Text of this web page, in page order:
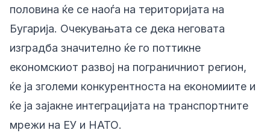
половина ќе се наоѓа на територијата на
Бугарија. Очекувањата се дека неговата
изградба значително ќе го поттикне
економскиот развој на пограничниот регион,
ќе ја зголеми конкурентноста на економиите и
ќе ја зајакне интеграцијата на транспортните
мрежи на ЕУ и НАТО.